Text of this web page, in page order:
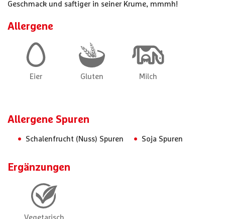
Geschmack und saftiger in seiner Krume, mmmh!
Allergene
Allergene Spuren
Schalenfrucht (Nuss) Spuren Soja Spuren
Ergänzungen